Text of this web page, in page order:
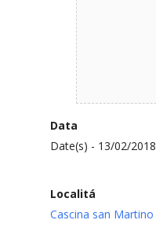
Data
Date(s) - 13/02/2018
Localitá
Cascina san Martino